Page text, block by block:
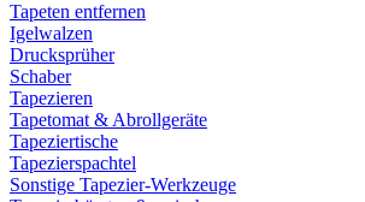
Tapeten entfernen
Igelwalzen
Drucksprüher
Schaber
Tapezieren
Tapetomat & Abrollgeräte
Tapeziertische
Tapezierspachtel
Sonstige Tapezier-Werkzeuge